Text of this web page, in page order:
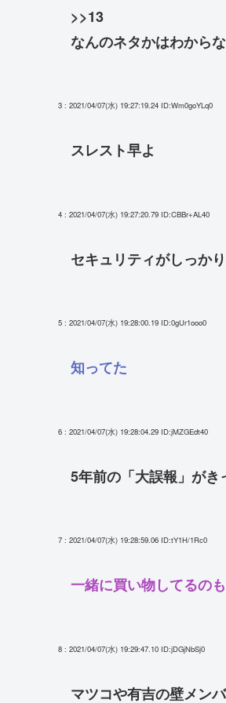
>>13
なんのネタかはわから
3 : 2021/04/07(水) 19:27:19.24 ID:Wm0goYLq0
スレスト早よ
4 : 2021/04/07(水) 19:27:20.79 ID:CBBr+AL40
セキュリティがしっか
5 : 2021/04/07(水) 19:28:00.19 ID:0gUr1ooo0
知ってた
6 : 2021/04/07(水) 19:28:04.29 ID:jMZGEdt40
5年前の「大誤報」が
7 : 2021/04/07(水) 19:28:59.06 ID:tY1H/1Rc0
一緒に買い物してるの
8 : 2021/04/07(水) 19:29:47.10 ID:jDGjNbSj0
マツコや有吉の壁メン